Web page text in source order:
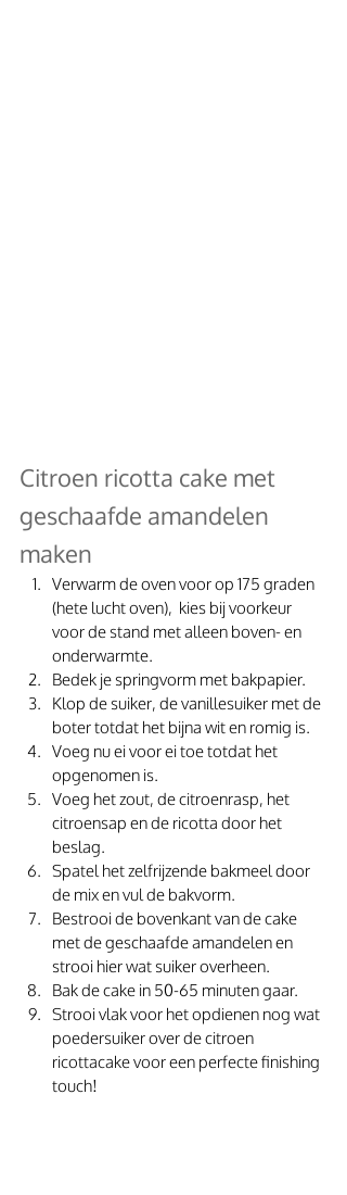
Citroen ricotta cake met
geschaafde amandelen
maken
Verwarm de oven voor op 175 graden
(hete lucht oven),  kies bij voorkeur
voor de stand met alleen boven- en
onderwarmte.
Bedek je springvorm met bakpapier.
Klop de suiker, de vanillesuiker met de
boter totdat het bijna wit en romig is.
Voeg nu ei voor ei toe totdat het
opgenomen is.
Voeg het zout, de citroenrasp, het
citroensap en de ricotta door het
beslag.
Spatel het zelfrijzende bakmeel door
de mix en vul de bakvorm.
Bestrooi de bovenkant van de cake
met de geschaafde amandelen en
strooi hier wat suiker overheen.
Bak de cake in 50-65 minuten gaar.
Strooi vlak voor het opdienen nog wat
poedersuiker over de citroen
ricottacake voor een perfecte finishing
touch!